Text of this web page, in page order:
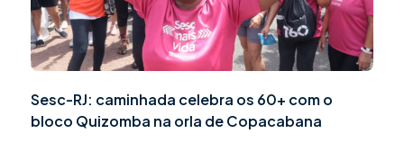
Sesc-RJ: caminhada celebra os 60+ com o
bloco Quizomba na orla de Copacabana